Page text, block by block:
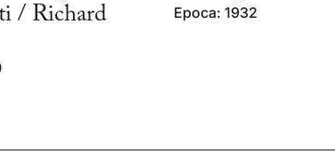
/ Richard
Epoca: 1932